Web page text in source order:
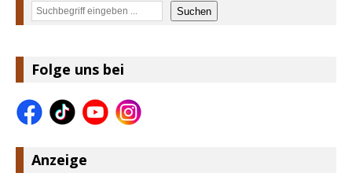
Suchen Suchen
Folge uns bei
Anzeige